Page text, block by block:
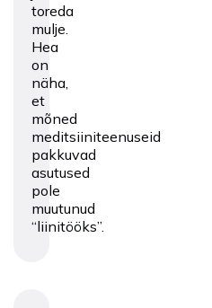
toreda
mulje.
Hea
on
näha,
et
mõned
meditsiiniteenuseid
pakkuvad
asutused
pole
muutunud
“liinitööks”.